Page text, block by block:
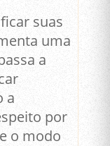
suas
uma
a
a
por
o modo